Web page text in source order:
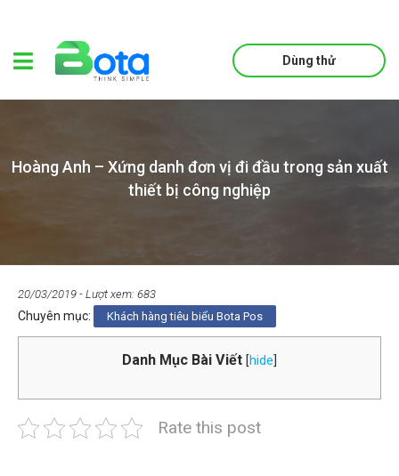
Dùng thử
Hoàng Anh – Xứng danh đơn vị đi đầu trong sản xuất
thiết bị công nghiệp
20/03/2019 - Lượt xem: 683
Chuyên mục: Khách hàng tiêu biểu Bota Pos
Danh Mục Bài Viết [hide
Rate this post